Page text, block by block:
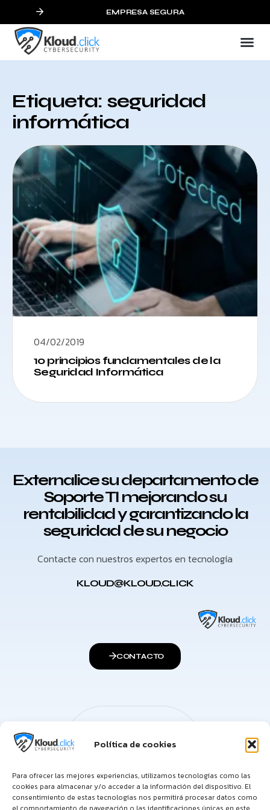
Política de cookies
Para ofrecer las mejores experiencias, utilizamos tecnologías como las
cookies para almacenar y/o acceder a la información del dispositivo. El
consentimiento de estas tecnologías nos permitirá procesar datos como
EMPRESA SEGURA
Etiqueta: seguridad
informática
04/02/2019
10 principios fundamentales de la
Seguridad Informática
Externalice su departamento de
Soporte TI mejorando su
rentabilidad y garantizando la
seguridad de su negocio
Contacte con nuestros expertos en tecnología
KLOUD@KLOUD.CLICK
CONTACTO